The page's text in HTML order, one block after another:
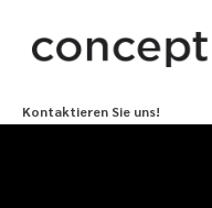
Kontaktieren Sie uns!